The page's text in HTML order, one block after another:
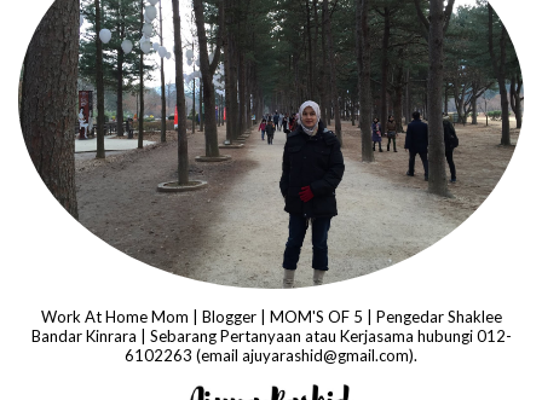
Work At Home Mom | Blogger | MOM'S OF 5 | Pengedar Shaklee
Bandar Kinrara | Sebarang Pertanyaan atau Kerjasama hubungi 012-
6102263 (email ajuyarashid@gmail.com).